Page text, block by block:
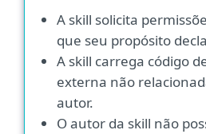
A skill solicita
que seu propósito
A skill carrega código
externa não
autor.
O autor da skill não